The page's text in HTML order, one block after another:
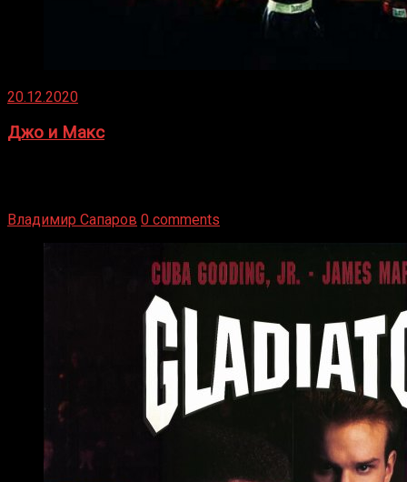
20.12.2020
Джо и Макс
Владимир Сапаров 0 comments